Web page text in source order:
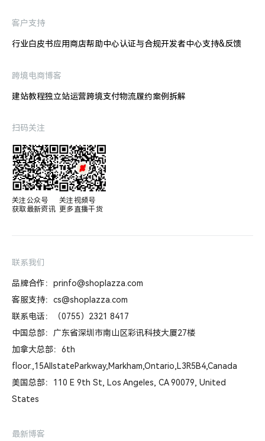
客户支持
行业白皮书应用商店帮助中心认证与合规开发者中心支持&反馈
跨境电商博客
建站教程独立站运营跨境支付物流履约案例拆解
扫码关注
关注公众号
获取最新资讯
关注视频号
更多直播干货
联系我们
品牌合作：prinfo@shoplazza.com
客服支持：cs@shoplazza.com
联系电话：（0755）2321 8417
中国总部：广东省深圳市南山区彩讯科技大厦27楼
加拿大总部：6th
floor.,15AllstateParkway,Markham,Ontario,L3R5B4,Canada
美国总部：110 E 9th St, Los Angeles, CA 90079, United
States
最新博客